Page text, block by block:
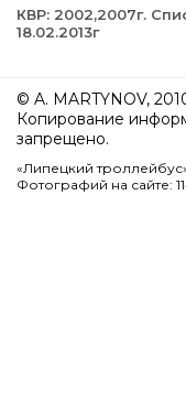
КВР: 2002,2007г.
18.02.2013г
© A. MARTYNOV,
Копирование
запрещено.
«Липецкий
Фотографий на сайте: